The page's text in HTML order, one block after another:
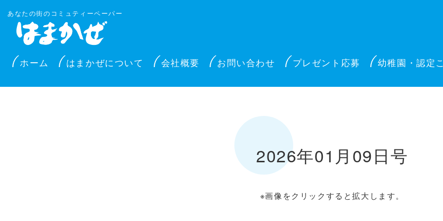
あなたの街のコミュティーペーパー
ホーム はまかぜについて 会社概要 お問い合わせ プレゼント応募 幼稚園・認定
2026年01月09日号
※画像をクリックすると拡大します。